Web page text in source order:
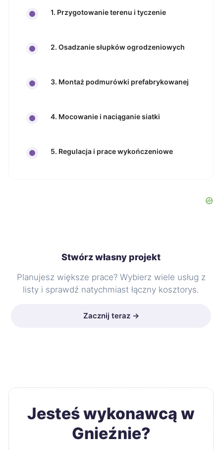
1. Przygotowanie terenu i tyczenie
2. Osadzanie słupków ogrodzeniowych
3. Montaż podmurówki prefabrykowanej
4. Mocowanie i naciąganie siatki
5. Regulacja i prace wykończeniowe
Stwórz własny projekt
Planujesz większe prace? Wybierz wiele usług z
listy i sprawdź natychmiast łączny kosztorys.
Zacznij teraz →
Jesteś wykonawcą w
Gnieźnie?